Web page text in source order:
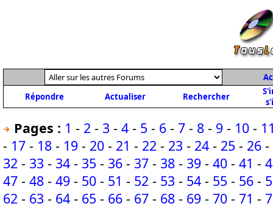
Répondre
Actualiser Rechercher
Pages : 1 - 2 - 3 - 4 - 5 - 6 - 7 - 8 - 9 - 10 -
- 17 - 18 - 19 - 20 - 21 - 22 - 23 - 24 - 25 - 26 -
32 - 33 - 34 - 35 - 36 - 37 - 38 - 39 - 40 - 41 -
47 - 48 - 49 - 50 - 51 - 52 - 53 - 54 - 55 - 56 -
62 - 63 - 64 - 65 - 66 - 67 - 68 - 69 - 70 - 71 -